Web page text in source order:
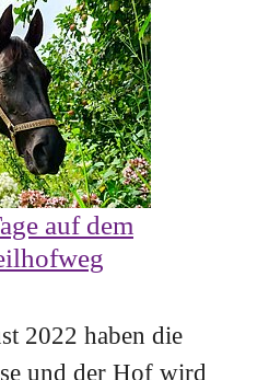
auf dem
2022 haben die
und der Hof wird